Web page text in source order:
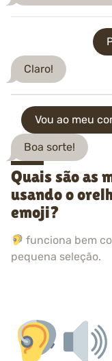
Claro!
Vou ao meu
Boa sorte!
Quais são as
usando o
emoji?
funciona bem
pequena seleção.